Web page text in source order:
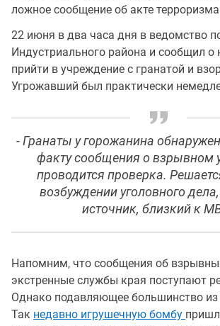
ложное сообщение об акте
22 июня в два часа дня в ведомство
Индустриального района и сообщил о
прийти в учреждение с гранатой и
Угрожавший был практически
- Гранаты у горожанина
факту сообщения о взрывном
проводится проверка.
возбуждении уголовного
источник, близкий к
Напомним, что сообщения об
экстренные службы края поступают
Однако подавляющее большинство
Так недавно игрушечную бомбу